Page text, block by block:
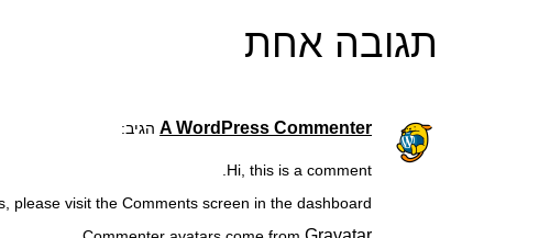
תגובה אחת
A WordPress Commenter הגיב:
Hi, this is a comment.
please visit the Comments screen in the dashboard.